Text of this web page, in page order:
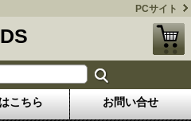
PCサイト
こちら お問い合せ